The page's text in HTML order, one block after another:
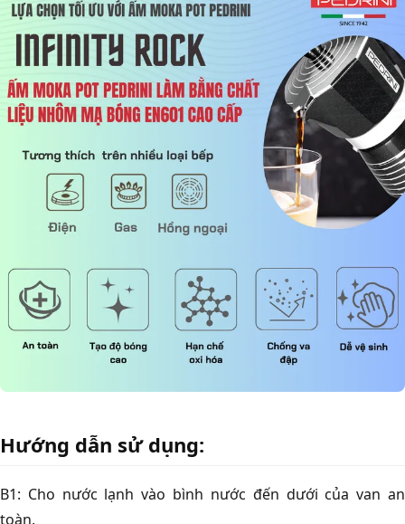
Hướng dẫn sử dụng:
B1: Cho nước lạnh vào bình nước đến dưới của van an
toàn.